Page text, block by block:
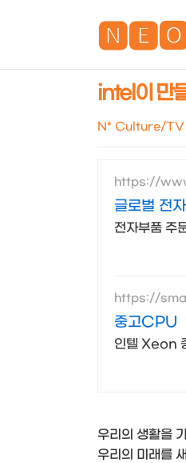
intel이 만
N* Culture/TV
https://
글로벌 전
전자부품 주
https://
중고CPU
인텔 Xeon
우리의 생활을
우리의 미래를